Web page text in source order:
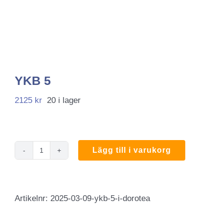
YKB 5
2125 kr 20 i lager
Lägg till i varukorg
Artikelnr: 2025-03-09-ykb-5-i-dorotea